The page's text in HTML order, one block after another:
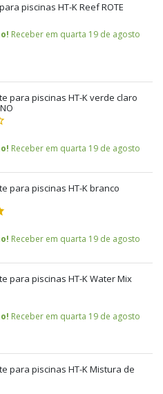
piscinas HT-K Reef ROTE
Receber em quarta 19 de agosto
para piscinas HT-K verde claro
Receber em quarta 19 de agosto
para piscinas HT-K branco
Receber em quarta 19 de agosto
para piscinas HT-K Water Mix
Receber em quarta 19 de agosto
para piscinas HT-K Mistura de